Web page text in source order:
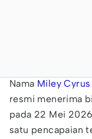
Nama Miley Cyrus
resmi menerima
pada 22 Mei
satu pencapaian